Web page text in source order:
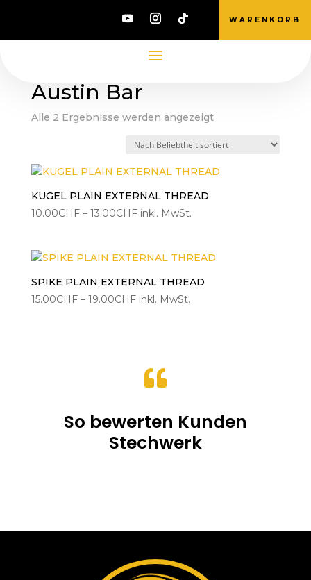
WARENKORB
/ Produkte verschlagwortet mit „Austin
Austin Bar
Alle 2 Ergebnisse werden angezeigtNach
sortiert
KUGEL PLAIN EXTERNAL THREAD
10.00CHF – 13.00CHFPreisspanne:
13.00CHF
inkl. MwSt.
SPIKE PLAIN EXTERNAL THREAD
15.00CHF – 19.00CHFPreisspanne:
inkl. MwSt.

So bewerten Kunden
Stechwerk